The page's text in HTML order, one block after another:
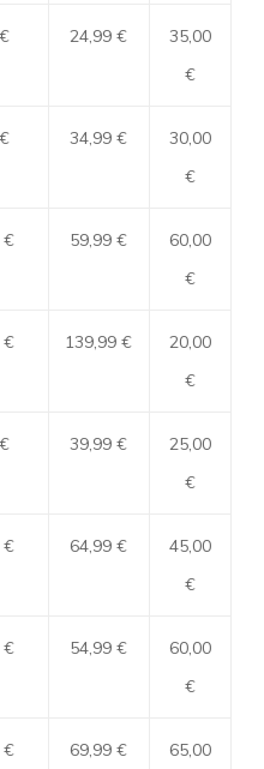
24,99 €
35,00
€
34,99 €
30,00
€
€ 59,99 €
60,00
€
€ 139,99 €
20,00
€
39,99 €
25,00
€
€ 64,99 €
45,00
€
€ 54,99 €
60,00
€
€ 69,99 €
65,00